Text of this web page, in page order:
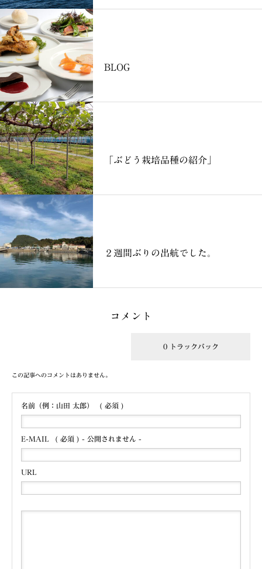
BLOG
「ぶどう栽培品種の紹介」
２週間ぶりの出航でした。
コメント
0 トラックバック
この記事へのコメントはありません。
名前（例：山田 太郎） ( 必須 )
E-MAIL ( 必須 ) - 公開されません -
URL